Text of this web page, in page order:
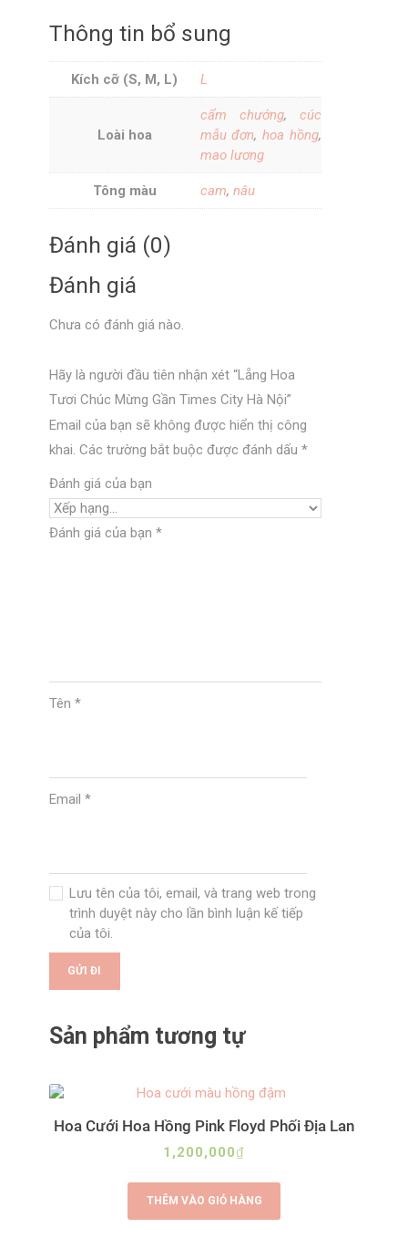
Thông tin bổ sung
Kích cỡ (S, M, L) L
Loài hoa
cẩm chướng, cúc
mẫu đơn, hoa hồng,
mao lương
Tông màu cam, nâu
Đánh giá (0)
Đánh giá
Chưa có đánh giá nào.
Hãy là người đầu tiên nhận xét “Lẵng Hoa
Tươi Chúc Mừng Gần Times City Hà Nội”
Email của bạn sẽ không được hiển thị công
khai. Các trường bắt buộc được đánh dấu *
Đánh giá của bạn
Đánh giá của bạn *
Tên *
Email *
Lưu tên của tôi, email, và trang web trong
trình duyệt này cho lần bình luận kế tiếp
của tôi.
Sản phẩm tương tự
Hoa Cưới Hoa Hồng Pink Floyd Phối Địa Lan
1,200,000₫
THÊM VÀO GIỎ HÀNG